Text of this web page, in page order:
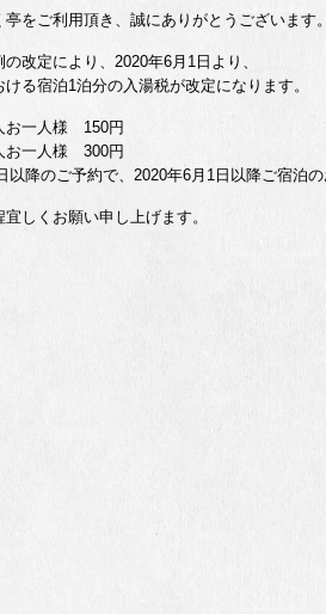
をご利用頂き、誠にありがとうございます。
改定により、2020年6月1日より、
る宿泊1泊分の入湯税が改定になります。
お一人様 150円
お一人様 300円
以降のご予約で、2020年6月1日以降ご宿泊の
しくお願い申し上げます。